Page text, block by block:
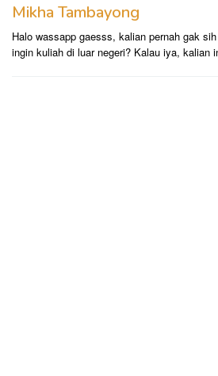
Mikha Tambayong
Halo wassapp gaesss, kalian pernah gak
ingin kuliah di luar negeri? Kalau iya, kalian